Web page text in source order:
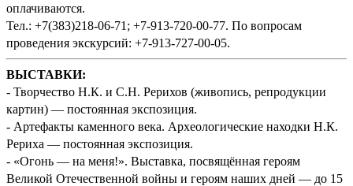
оплачиваются.
Тел.: +7(383)218-06-71; +7-913-720-00-77. По вопросам
проведения экскурсий: +7-913-727-00-05.
ВЫСТАВКИ:
- Творчество Н.К. и С.Н. Рерихов (живопись, репродукции
картин) — постоянная экспозиция.
- Артефакты каменного века. Археологические находки Н.К.
Рериха — постоянная экспозиция.
- «Огонь — на меня!». Выставка, посвящённая героям
Великой Отечественной войны и героям наших дней — до 15